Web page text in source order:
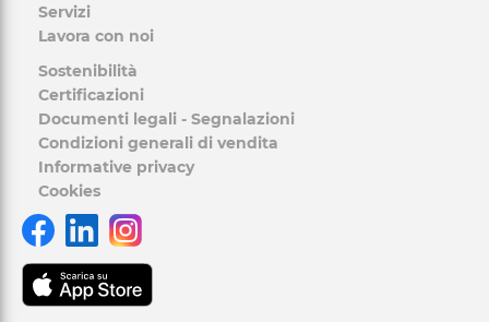
Servizi
Lavora con noi
Sostenibilità
Certificazioni
Documenti legali - Segnalazioni
Condizioni generali di vendita
Informative privacy
Cookies